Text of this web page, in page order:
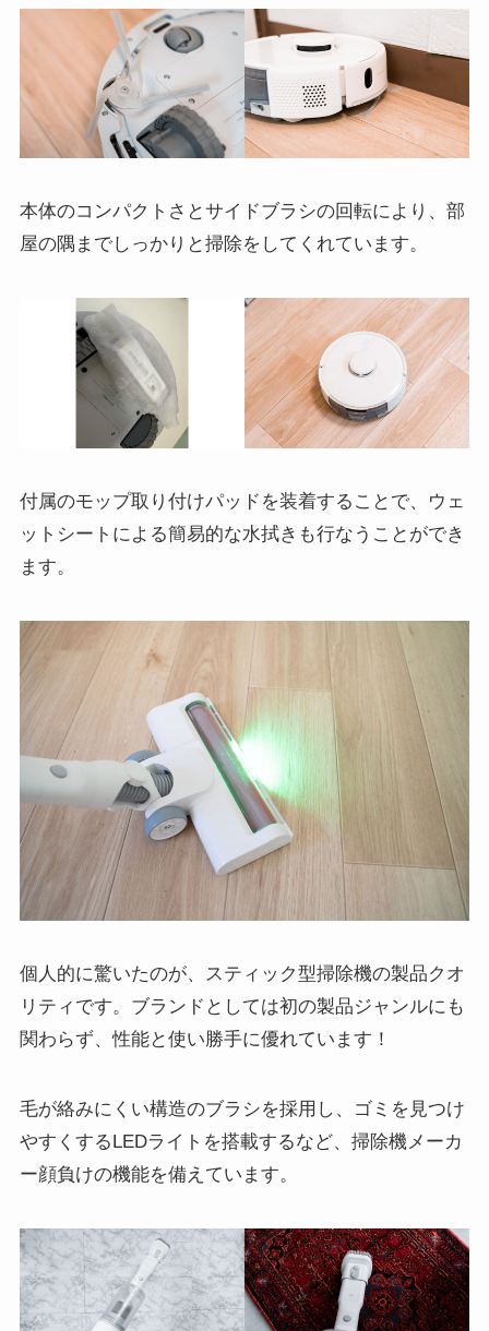
本体のコンパクトさとサイドブラシの回転により、部
屋の隅までしっかりと掃除をしてくれています。
付属のモップ取り付けパッドを装着することで、ウェ
ットシートによる簡易的な水拭きも行なうことができ
ます。
個人的に驚いたのが、スティック型掃除機の製品クオ
リティです。ブランドとしては初の製品ジャンルにも
関わらず、性能と使い勝手に優れています！
毛が絡みにくい構造のブラシを採用し、ゴミを見つけ
やすくするLEDライトを搭載するなど、掃除機メーカ
ー顔負けの機能を備えています。